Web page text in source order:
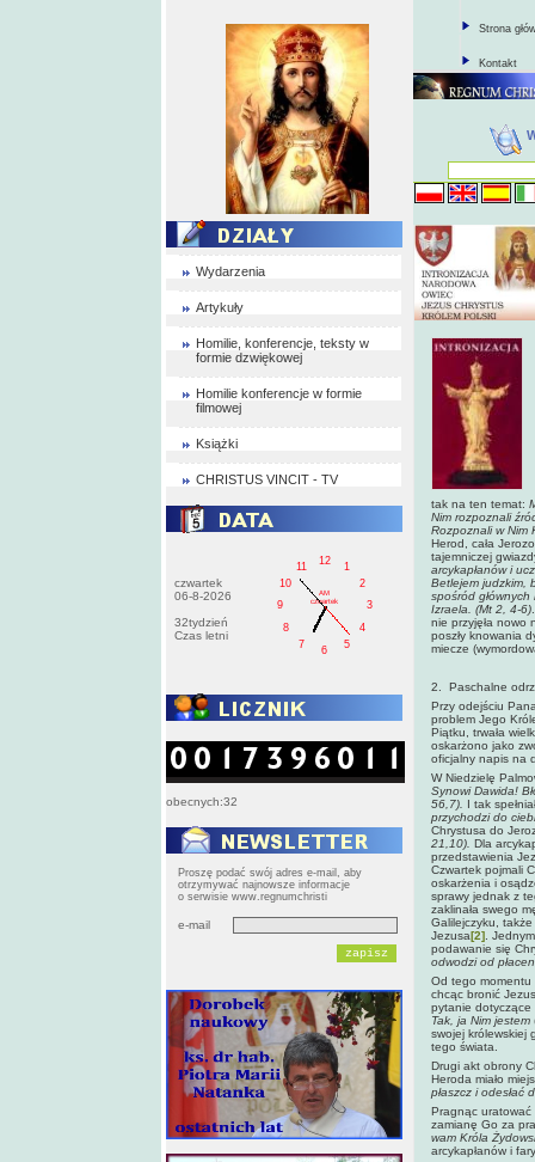
Wydarzenia
Artykuły
Homilie, konferencje, teksty w
formie dzwiękowej
Homilie konferencje w formie
filmowej
Książki
CHRISTUS VINCIT - TV
czwartek
06-8-2026
32tydzień
Czas letni
1
2
3
4
5
6
7
8
9
10
11
12
AM
czwartek
obecnych:32
Proszę podać swój adres e-mail, aby
otrzymywać najnowsze informacje
o serwisie www.regnumchristi
e-mail
Strona
Kontakt
tak na ten temat:
Nim rozpoznali
Rozpoznali w Nim
Herod, cała
tajemniczej
arcykapłanów i
Betlejem judzkim,
spośród
Izraela. (Mt 2, 4-6)
nie przyjęła nowo
poszły knowania
miecze
2. Paschalne
Przy odejściu
problem Jego
Piątku, trwała
oskarżono jako
oficjalny napis na
W Niedzielę
Synowi Dawida!
56,7). I tak
przychodzi do
Chrystusa do
21,10). Dla
przedstawienia
Czwartek pojmali
oskarżenia i
sprawy jednak z
zaklinała swego
Galilejczyku, także
Jezusa[2] .
podawanie się
odwodzi od
Od tego momentu
chcąc bronić
pytanie
Tak, ja Nim jestem
swojej królewskiej
tego świata.
Drugi akt obrony
Heroda miało
płaszcz i odesłać
Pragnąc uratować
zamianę Go za
wam Króla
arcykapłanów i